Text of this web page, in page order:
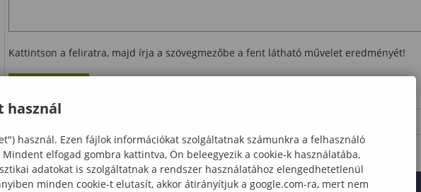
Kattintson a feliratra, majd írja a szövegmezőbe a fent látható művelet eredményét!
használ
használ. Ezen fájlok információkat szolgáltatnak számunkra a felhasználó
elfogad gombra kattintva, Ön beleegyezik a cookie-k használatába,
adatokat is szolgáltatnak a rendszer használatához elengedhetetlenül
minden cookie-t elutasít, akkor átirányítjuk a google.com-ra, mert nem